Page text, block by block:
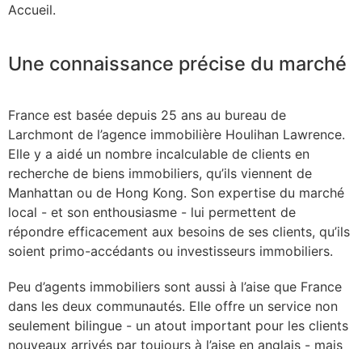
Accueil.
Une connaissance précise du marché
France est basée depuis 25 ans au bureau de
Larchmont de l’agence immobilière Houlihan Lawrence.
Elle y a aidé un nombre incalculable de clients en
recherche de biens immobiliers, qu’ils viennent de
Manhattan ou de Hong Kong. Son expertise du marché
local - et son enthousiasme - lui permettent de
répondre efficacement aux besoins de ses clients, qu’ils
soient primo-accédants ou investisseurs immobiliers.
Peu d’agents immobiliers sont aussi à l’aise que France
dans les deux communautés. Elle offre un service non
seulement bilingue - un atout important pour les clients
nouveaux arrivés par toujours à l’aise en anglais - mais